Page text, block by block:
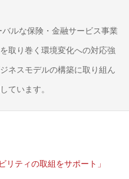
ルな保険・金融サービス事業
取り巻く環境変化への対応強
ネスモデルの構築に取り組ん
ています。
リティの取組をサポート」